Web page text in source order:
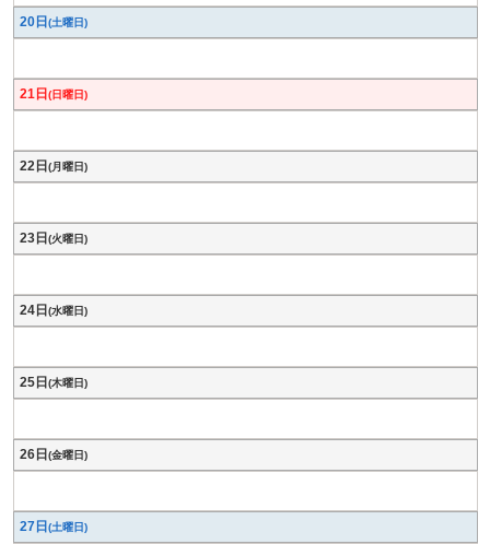
20日 (土曜日)
21日 (日曜日)
22日 (月曜日)
23日 (火曜日)
24日 (水曜日)
25日 (木曜日)
26日 (金曜日)
27日 (土曜日)